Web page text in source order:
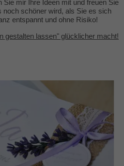
Sie mir Ihre Ideen mit und freuen Sie
noch schöner wird, als Sie es sich
entspannt und ohne Risiko!
gestalten lassen" glücklicher macht!